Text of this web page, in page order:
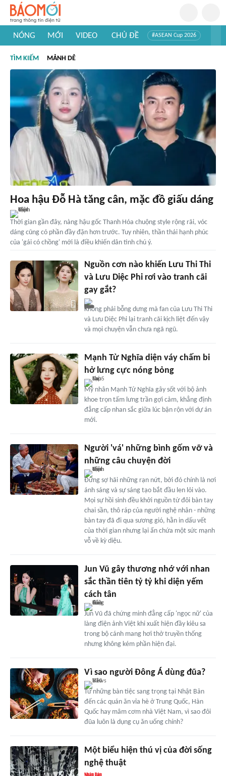
NÓNG MỚI VIDEO CHỦ ĐỀ #ASEAN Cup 2026
#Khám phá Việt Nam
TÌM KIẾM MẢNH DẺ
Hoa hậu Đỗ Hà tăng cân, mặc đồ giấu dáng
Thời gian gần đây, nàng hậu gốc Thanh Hóa chuộng style rộng rãi, vóc
dáng cũng có phần đầy đặn hơn trước. Tuy nhiên, thần thái hạnh phúc
của 'gái có chồng' mới là điều khiến dân tình chú ý.
Nguồn cơn nào khiến Lưu Thi Thi
và Lưu Diệc Phi rơi vào tranh cãi
gay gắt?
Không phải bỗng dưng mà fan của Lưu Thi Thi
và Lưu Diệc Phi lại tranh cãi kịch liệt đến vậy
và mọi chuyện vẫn chưa ngã ngũ.
Mạnh Tử Nghĩa diện váy chấm bi
hở lưng cực nóng bỏng
Mỹ nhân Mạnh Tử Nghĩa gây sốt với bộ ảnh
khoe trọn tấm lưng trần gợi cảm, khẳng định
đẳng cấp nhan sắc giữa lúc bận rộn với dự án
mới.
Người 'vá' những bình gốm vỡ và
những câu chuyện đời
Đừng sợ hãi những rạn nứt, bởi đó chính là nơi
ánh sáng và sự sáng tạo bắt đầu len lỏi vào.
Mọi sự hồi sinh đều khởi nguồn từ đôi bàn tay
chai sần, thô ráp của người nghệ nhân - những
bàn tay đã đi qua sương gió, hằn in dấu vết
của thời gian nhưng lại ẩn chứa một sức mạnh
vỗ về kỳ diệu.
Jun Vũ gây thương nhớ với nhan
sắc thần tiên tỷ tỷ khi diện yếm
cách tân
Jun Vũ đã chứng minh đẳng cấp 'ngọc nữ' của
làng điện ảnh Việt khi xuất hiện đầy kiêu sa
trong bộ cánh mang hơi thở truyền thống
nhưng không kém phần hiện đại.
Vì sao người Đông Á dùng đũa?
Từ những bàn tiệc sang trọng tại Nhật Bản
đến các quán ăn vỉa hè ở Trung Quốc, Hàn
Quốc hay mâm cơm nhà Việt Nam, vì sao đôi
đũa luôn là dụng cụ ăn uống chính?
Một biểu hiện thú vị của đời sống
nghệ thuật